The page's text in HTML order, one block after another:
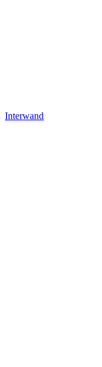
Interwand